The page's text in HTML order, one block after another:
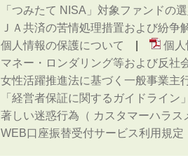
「つみたて NISA」対象ファンドの
ＪＡ共済の苦情処理措置および紛争
個人情報の保護について
個
マネー・ロンダリング等および反社
女性活躍推進法に基づく一般事業主
「経営者保証に関するガイドライン
著しい迷惑行為（ カスタマーハラ
WEB口座振替受付サービス利用規定